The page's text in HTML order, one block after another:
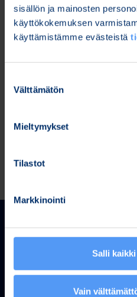
sisällön ja mainosten
käyttökokemuksen
käyttämistämme evästeistä
valinta
Välttämätön
Mieltymykset
Tilastot
Markkinointi
Salli
Vain
Kari Jokela
Lakiasiainjohtaja
Puh. 040 344 5258
Tiedostot
Bittium Corporation